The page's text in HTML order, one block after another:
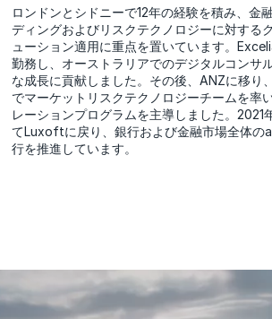
ロンドンとシドニーで12年の経験を積み、金
ディングおよびリスクテクノロジーに対する
ューション適用に重点を置いています。
勤務し、オーストラリアでのデジタルコンサ
な成長に貢献しました。その後、ANZに移
でマーケットリスクテクノロジーチームを率
レーションプログラムを主導しました。2021
てLuxoftに戻り、銀行および金融市場全体の
行を推進しています。